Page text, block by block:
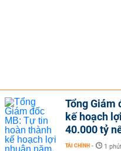
Tổng Giám
kế hoạch
40.000 tỷ
TÀI CHÍNH - 1